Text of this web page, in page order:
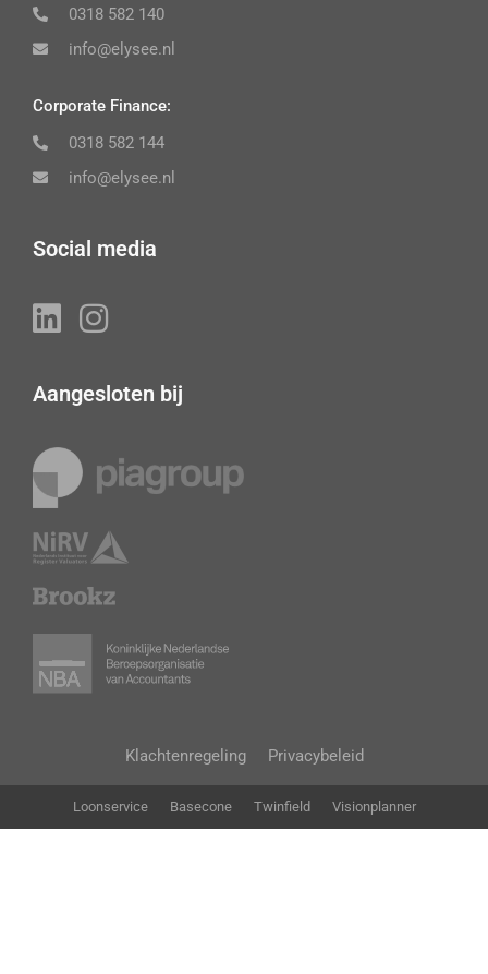
0318 582 140
info@elysee.nl
Corporate Finance:
0318 582 144
info@elysee.nl
Social media
Aangesloten bij
Klachtenregeling Privacybeleid
Loonservice Basecone Twinfield Visionplanner